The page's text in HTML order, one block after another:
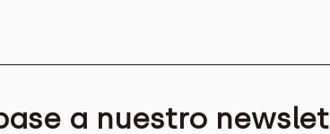
a nuestro